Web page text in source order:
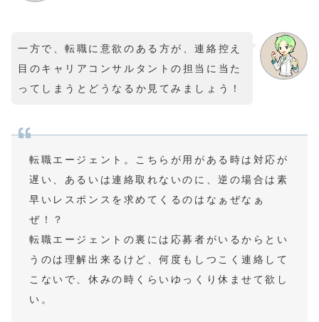
一方で、転職に意欲のある方が、連絡控え
目のキャリアコンサルタントの担当に当た
ってしまうとどうなるか見てみましょう！
転職エージェント。こちらが用がある時は対応が
遅い、あるいは連絡取れないのに、逆の場合は素
早いレスポンスを求めてくるのはなぁぜなぁ
ぜ！？
転職エージェントの裏には応募者がいるからとい
うのは理解出来るけど、何度もしつこく連絡して
こないで、休みの時くらいゆっくり休ませて欲し
い。